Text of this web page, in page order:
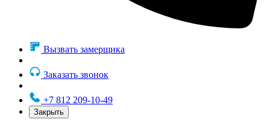
Вызвать замерщика
Заказать звонок
+7 812 209-10-49
Закрыть